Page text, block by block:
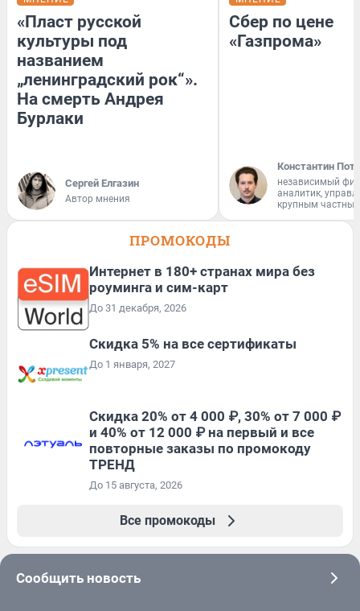
«Пласт русской
культуры под
названием
„ленинградский рок“».
На смерть Андрея
Бурлаки
Сергей Елгазин
Автор мнения
Сбер по цене
«Газпрома»
Константин
независимый
аналитик,
крупным
ПРОМОКОДЫ
Интернет в 180+ странах мира без
роуминга и сим-карт
До 31 декабря, 2026
Скидка 5% на все сертификаты
До 1 января, 2027
Скидка 20% от 4 000 ₽, 30% от 7 000 ₽
и 40% от 12 000 ₽ на первый и все
повторные заказы по промокоду
ТРЕНД
До 15 августа, 2026
Все промокоды
Сообщить новость